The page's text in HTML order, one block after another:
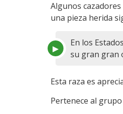
Algunos
una pieza herida
En los
su gran gran
Esta raza es
Pertenece al grupo